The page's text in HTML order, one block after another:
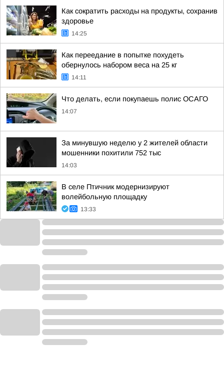
Как сократить расходы на продукты, сохранив
здоровье
14:25
Как переедание в попытке похудеть
обернулось набором веса на 25 кг
14:11
Что делать, если покупаешь полис ОСАГО
14:07
За минувшую неделю у 2 жителей области
мошенники похитили 752 тыс
14:03
В селе Птичник модернизируют
волейбольную площадку
13:33